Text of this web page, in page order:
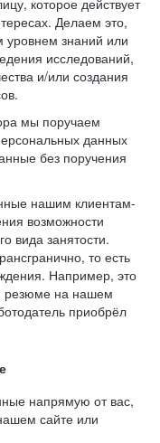
которое действует
Делаем это,
уровнем знаний или
исследований,
и/или создания
мы поручаем
данных
без поручения
нашим клиентам-
возможности
вида занятости.
то есть
Например, это
резюме на нашем
приобрёл
напрямую от вас,
сайте или